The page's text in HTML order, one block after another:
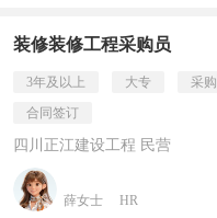
装修装修工程采购员
3年及以上 大专 采购
合同签订
四川正江建设工程 民营
薛女士 HR